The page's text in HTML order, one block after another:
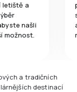
letiště a
našli
možnost.
a tradičních
destinací